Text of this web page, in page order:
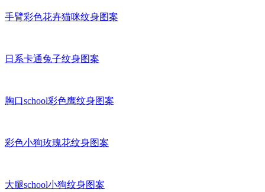
手臂彩色花卉猫咪纹身图案
日系卡通兔子纹身图案
胸口school彩色鹰纹身图案
彩色小狗玫瑰花纹身图案
大腿school小狗纹身图案